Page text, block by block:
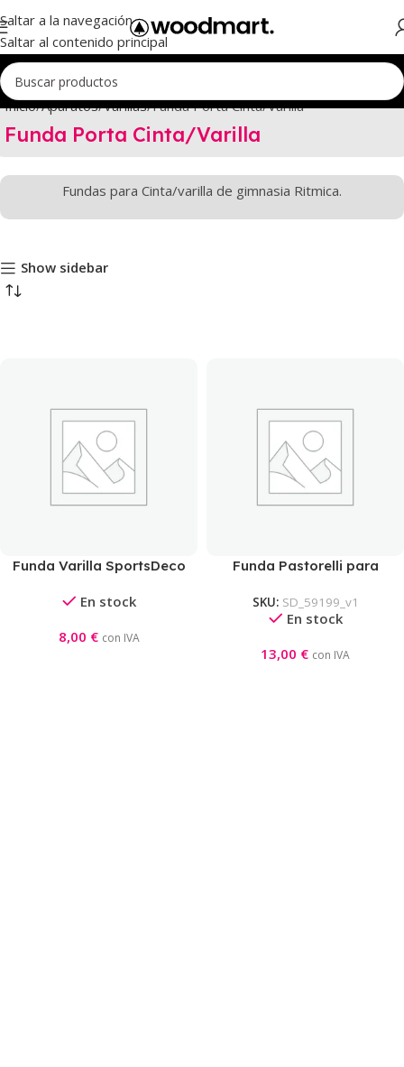
Saltar a la navegación
Saltar al contenido principal
Inicio Aparatos Varillas Funda Porta Cinta/Varilla
Funda Porta Cinta/Varilla
Fundas para Cinta/varilla de gimnasia Ritmica.
Show sidebar
Funda Varilla SportsDeco
En stock
8,00 € con IVA
Funda Pastorelli para
SKU: SD_59199_v1
En stock
13,00 € con IVA